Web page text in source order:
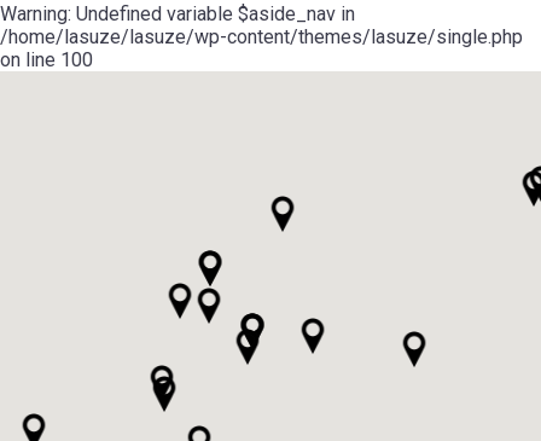
Warning: Undefined variable $aside_nav in
/home/lasuze/lasuze/wp-content/themes/lasuze/single.php
on line 100